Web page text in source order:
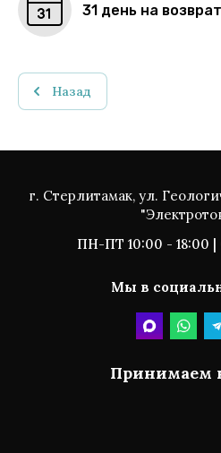
31 день на возврат
Назад
г. Стерлитамак, ул.
ПН-ПТ 10:00 - 18:00 |
Принимаем
Мы в